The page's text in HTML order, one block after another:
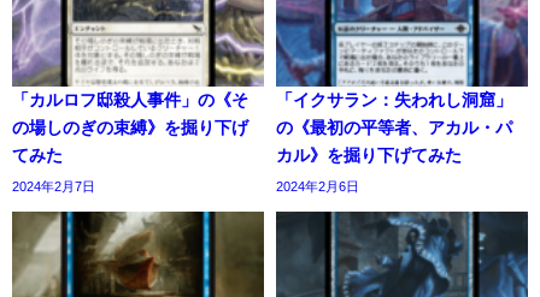
「カルロフ邸殺人事件」の《そ
の場しのぎの束縛》を掘り下げ
てみた
2024年2月7日
「イクサラン：失われし洞窟」
の《最初の平等者、アカル・パ
カル》を掘り下げてみた
2024年2月6日